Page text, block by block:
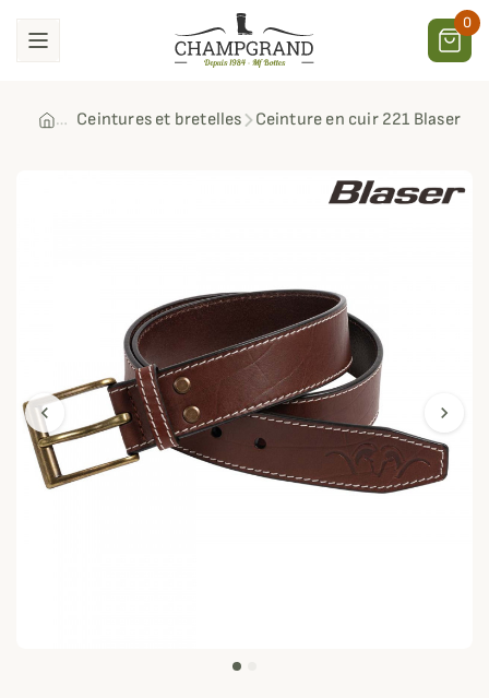
0
Ceintures et bretelles Ceinture en cuir 221 Blaser
chevron_left
zoom_out_map
chevron_right